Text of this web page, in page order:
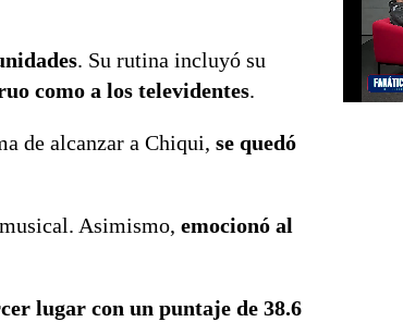
. Su rutina incluyó su
como a los televidentes.
de alcanzar a Chiqui, se quedó
Asimismo, emocionó al
lugar con un puntaje de 38.6